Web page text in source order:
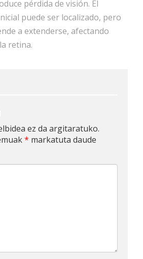
pérdida de visión. El
puede ser localizado, pero
a extenderse, afectando
retina.
ez da argitaratuko.
* markatuta daude